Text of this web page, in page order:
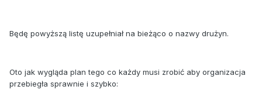
Będę powyższą listę uzupełniał na bieżąco o nazwy drużyn.
Oto jak wygląda plan tego co każdy musi zrobić aby organizacja
przebiegła sprawnie i szybko: